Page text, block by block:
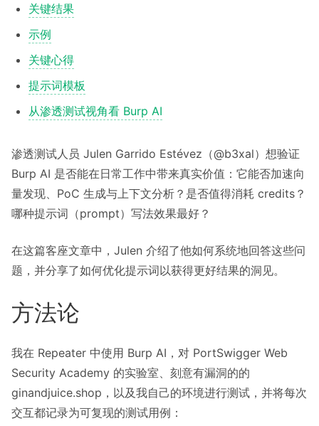
关键结果
示例
关键心得
提示词模板
从渗透测试视角看 Burp AI
渗透测试人员 Julen Garrido Estévez（@b3xal）想验证
Burp AI 是否能在日常工作中带来真实价值：它能否加速向
量发现、PoC 生成与上下文分析？是否值得消耗 credits？
哪种提示词（prompt）写法效果最好？
在这篇客座文章中，Julen 介绍了他如何系统地回答这些问
题，并分享了如何优化提示词以获得更好结果的洞见。
方法论
我在 Repeater 中使用 Burp AI，对 PortSwigger Web
Security Academy 的实验室、刻意有漏洞的的
ginandjuice.shop，以及我自己的环境进行测试，并将每次
交互都记录为可复现的测试用例：